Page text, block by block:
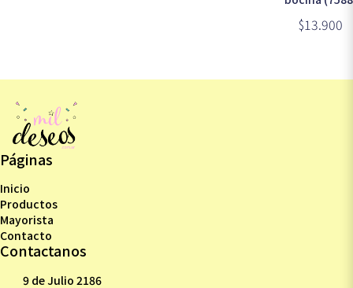
$13.900
Páginas
Inicio
Productos
Mayorista
Contacto
Contactanos
9 de Julio 2186